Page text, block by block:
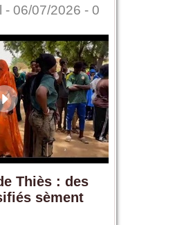
- 06/07/2026 - 0
Thiès : des
sèment